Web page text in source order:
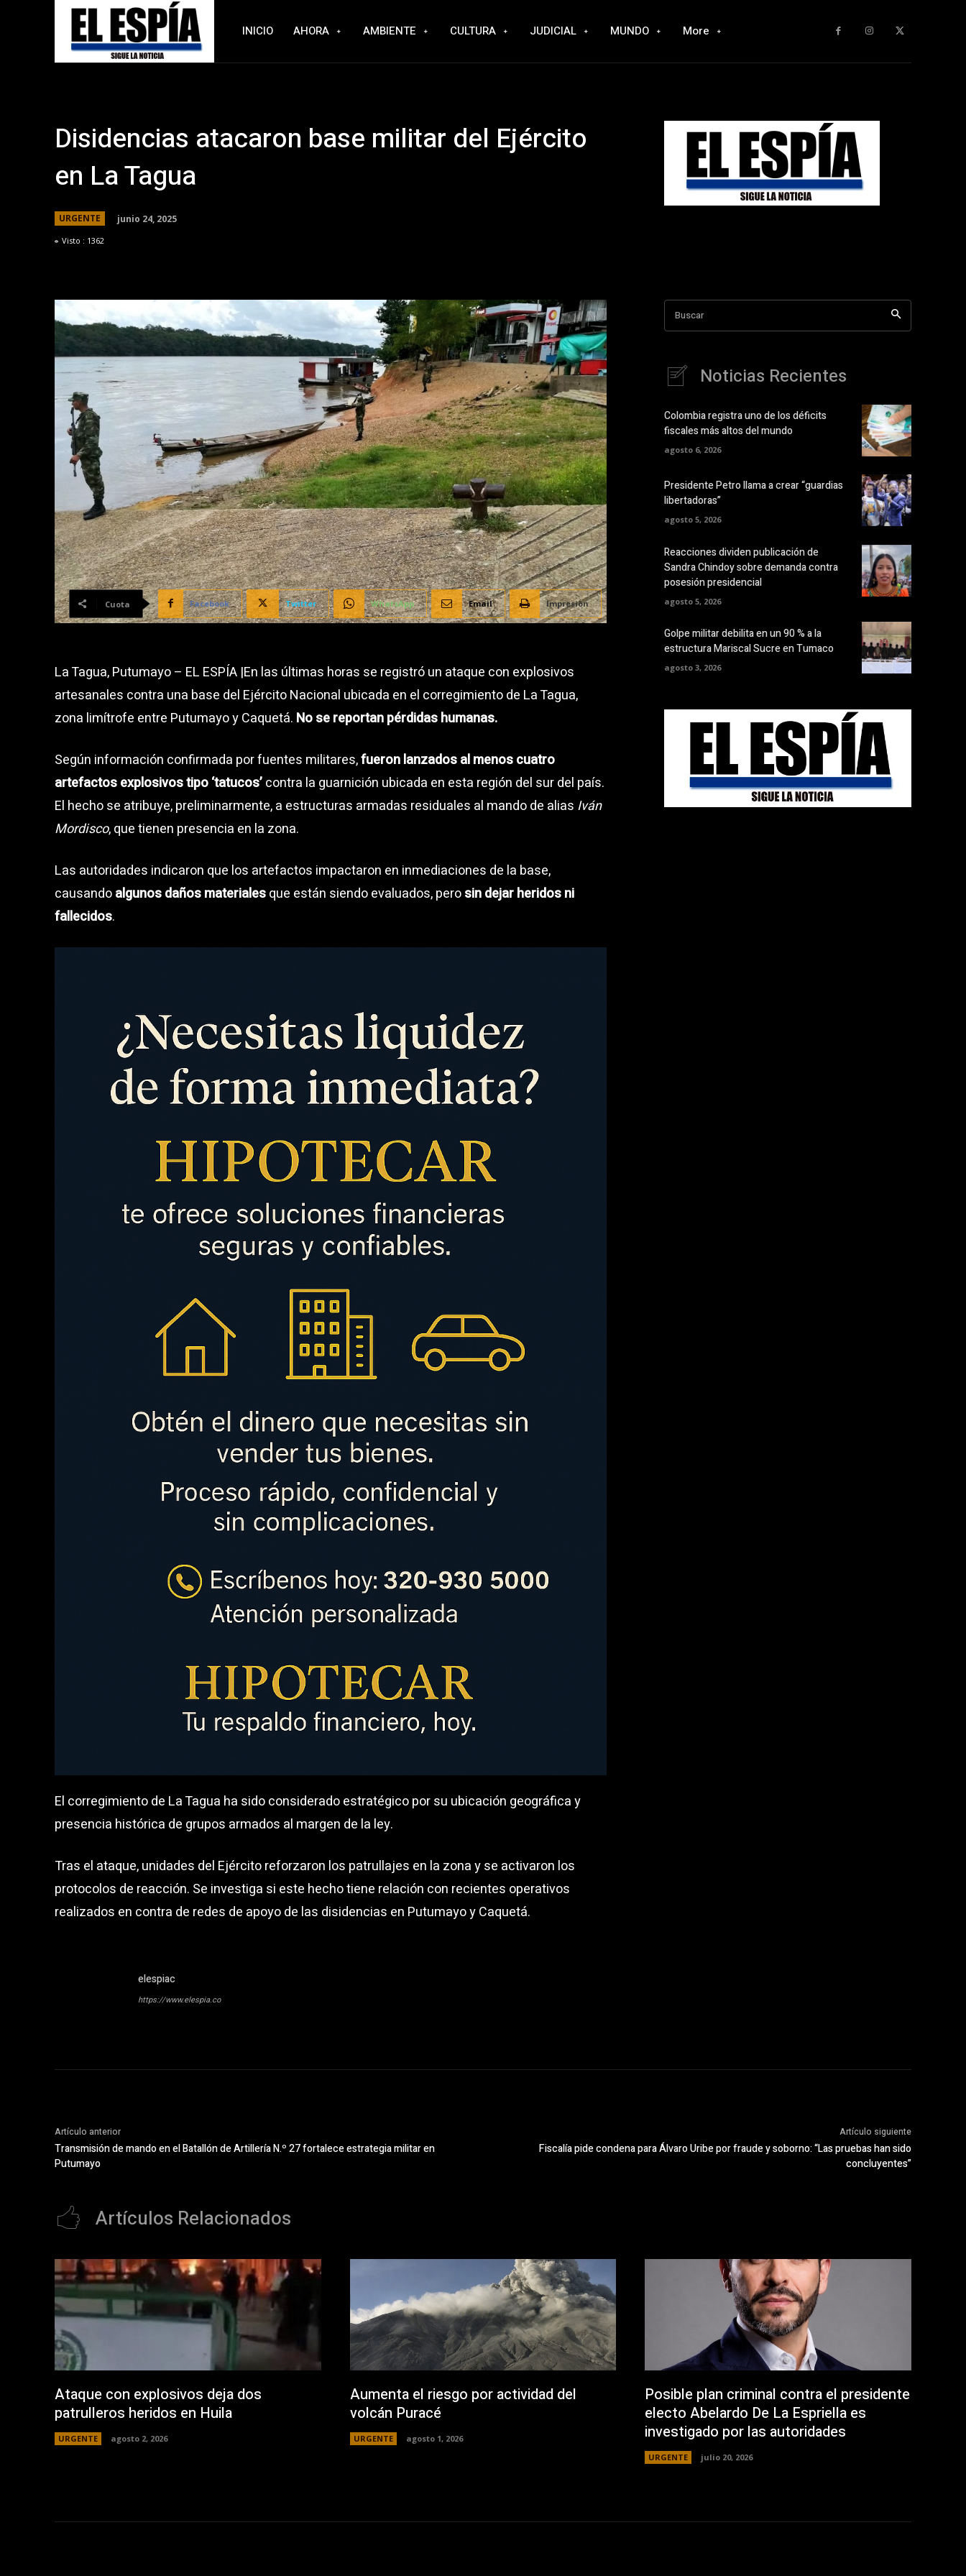
INICIO AHORA AMBIENTE CULTURA JUDICIAL MUNDO More
Disidencias atacaron base militar del Ejército
en La Tagua
URGENTE junio 24, 2025
Visto : 1362
Cuota Facebook Twitter WhatsApp Email Impresión
La Tagua, Putumayo – EL ESPÍA |En las últimas horas se registró un ataque con explosivos
artesanales contra una base del Ejército Nacional ubicada en el corregimiento de La Tagua,
zona limítrofe entre Putumayo y Caquetá. No se reportan pérdidas humanas.
Según información confirmada por fuentes militares,fueron lanzados al menos cuatro
artefactos explosivos tipo ‘tatucos’contra la guarnición ubicada en esta región del sur del país.
El hecho se atribuye, preliminarmente, a estructuras armadas residuales al mando de alias Iván
Mordisco, que tienen presencia en la zona.
Las autoridades indicaron que los artefactos impactaron en inmediaciones de la base,
causandoalgunos daños materialesque están siendo evaluados, perosin dejar heridos ni
fallecidos.
El corregimiento de La Tagua ha sido considerado estratégico por su ubicación geográfica y
presencia histórica de grupos armados al margen de la ley.
Tras el ataque, unidades del Ejército reforzaron los patrullajes en la zona y se activaron los
protocolos de reacción. Se investiga si este hecho tiene relación con recientes operativos
realizados en contra de redes de apoyo de las disidencias en Putumayo y Caquetá.
elespiac
https://www.elespia.co
Buscar
Noticias Recientes
Colombia registra uno de los déficits
fiscales más altos del mundo
agosto 6, 2026
Presidente Petro llama a crear “guardias
libertadoras”
agosto 5, 2026
Reacciones dividen publicación de
Sandra Chindoy sobre demanda contra
posesión presidencial
agosto 5, 2026
Golpe militar debilita en un 90 % a la
estructura Mariscal Sucre en Tumaco
agosto 3, 2026
Artículo anterior
Transmisión de mando en el Batallón de Artillería N.º 27 fortalece estrategia militar en
Putumayo
Artículo siguiente
Fiscalía pide condena para Álvaro Uribe por fraude y soborno: “Las pruebas han sido
concluyentes”
Artículos Relacionados
Ataque con explosivos deja dos
patrulleros heridos en Huila
URGENTE agosto 2, 2026
Aumenta el riesgo por actividad del
volcán Puracé
URGENTE agosto 1, 2026
Posible plan criminal contra el presidente
electo Abelardo De La Espriella es
investigado por las autoridades
URGENTE julio 20, 2026